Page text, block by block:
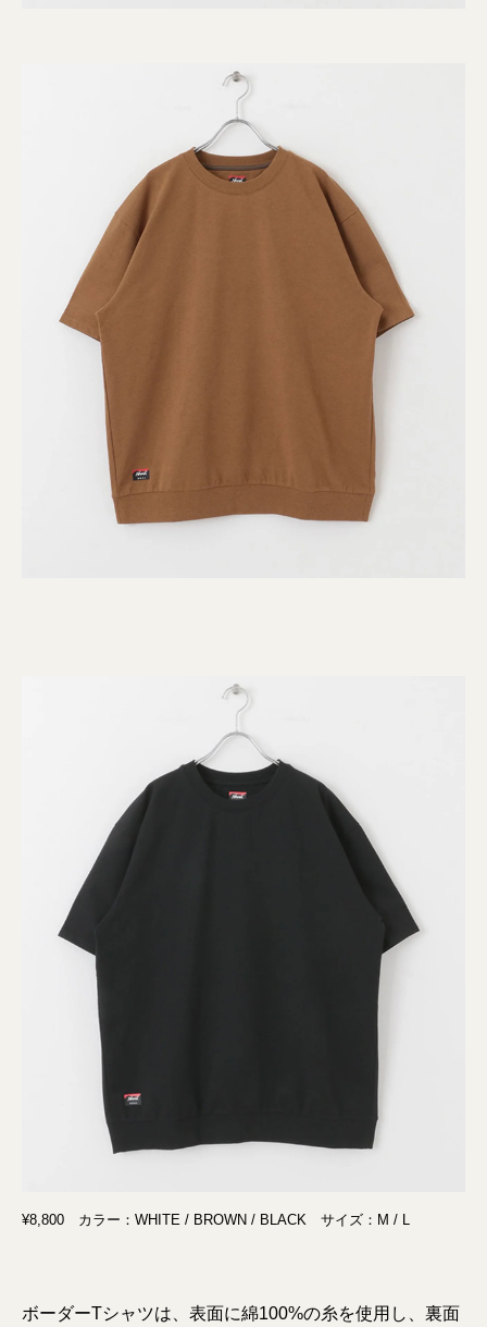
¥8,800 カラー：WHITE / BROWN / BLACK サイズ：M / L
ボーダーTシャツは、表面に綿100%の糸を使用し、裏面